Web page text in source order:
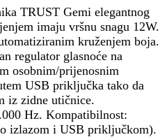
TRUST Gemi elegantnog
imaju vršnu snagu 12W.
kruženjem boja.
regulator glasnoće na
osobnim/prijenosnim
USB priključka tako da
iz zidne utičnice.
Hz. Kompatibilnost:
izlazom i USB priključkom).